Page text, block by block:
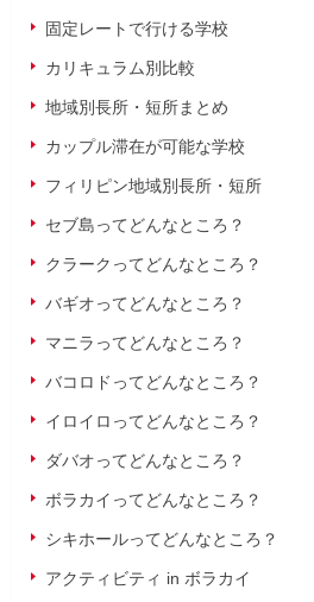
固定レートで行ける学校
カリキュラム別比較
地域別長所・短所まとめ
カップル滞在が可能な学校
フィリピン地域別長所・短所
セブ島ってどんなところ？
クラークってどんなところ？
バギオってどんなところ？
マニラってどんなところ？
バコロドってどんなところ？
イロイロってどんなところ？
ダバオってどんなところ？
ボラカイってどんなところ？
シキホールってどんなところ？
アクティビティ in ボラカイ